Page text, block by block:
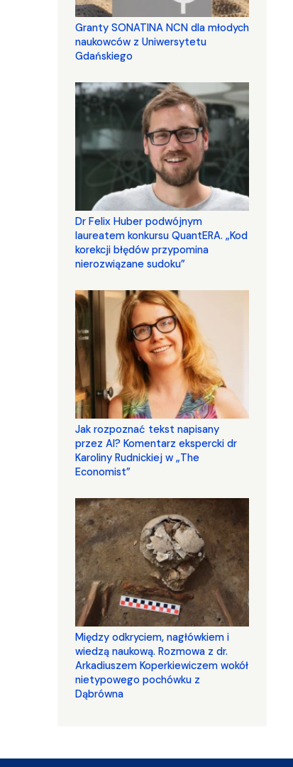
Granty SONATINA NCN dla młodych
naukowców z Uniwersytetu
Gdańskiego
Dr Felix Huber podwójnym
laureatem konkursu QuantERA. „Kod
korekcji błędów przypomina
nierozwiązane sudoku”
Jak rozpoznać tekst napisany
przez AI? Komentarz ekspercki dr
Karoliny Rudnickiej w „The
Economist”
Między odkryciem, nagłówkiem i
wiedzą naukową. Rozmowa z dr.
Arkadiuszem Koperkiewiczem wokół
nietypowego pochówku z
Dąbrówna